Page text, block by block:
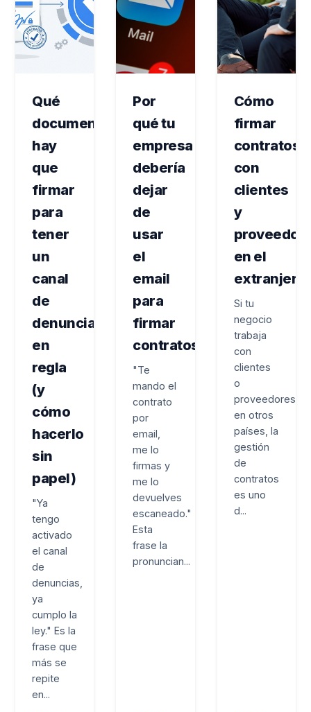
Qué
documentos
hay
que
firmar
para
tener
un
canal
de
denuncias
en
regla
(y
cómo
hacerlo
sin
papel)
"Ya
tengo
activado
el canal
de
denuncias,
ya
cumplo la
ley." Es la
frase que
más se
repite
en...
Por
qué tu
empresa
debería
dejar
de
usar
el
email
para
firmar
contratos
"Te
mando el
contrato
por
email,
me lo
firmas y
me lo
devuelves
escaneado."
Esta
frase la
pronuncian...
Cómo
firmar
contratos
con
clientes
y
en el
extranjero
Si tu
negocio
trabaja
con
clientes
o
proveedores
en otros
países, la
gestión
de
contratos
es uno
d...